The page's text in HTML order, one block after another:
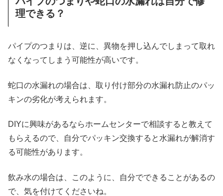
理できる？
パイプのつまりは、逆に、異物を押し込んでしまって取れ
なくなってしまう可能性が高いです。
蛇口の水漏れの場合は、取り付け部分の水漏れ防止のパッ
キンの劣化が考えられます。
DIYに興味があるならホームセンターで相談すると教えて
もらえるので、自分でパッキン交換すると水漏れが解消す
る可能性があります。
飲み水の場合は、このように、自分でできることがあるの
で、気を付けてくださいね。